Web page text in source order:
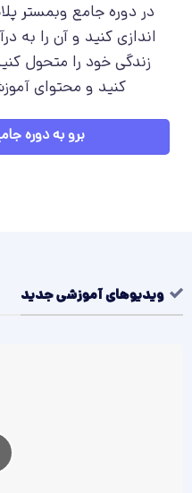
در دوره جامع وبمستر
اندازی کنید و آن را به
زندگی خود را متحول
کنید و محتوای
برو به دوره
ویدیوهای آموزشی جدید